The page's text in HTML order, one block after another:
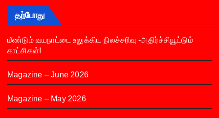
தற்போது
மீண்டும் வயநாட்டை உலுக்கிய நிலச்சரிவு -அதிர்ச்சியூட்டும்
காட்சிகள்!
Magazine – June 2026
Magazine – May 2026